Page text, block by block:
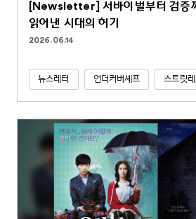
[Newsletter] 서바이벌부터 검증
읽어낸 시대의 허기
2026.06.14
뉴스레터 언더커버셰프 스트릿